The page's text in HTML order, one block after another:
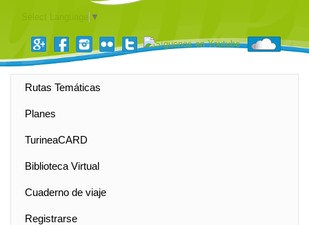
▼
Rutas Temáticas
Planes
TurineaCARD
Biblioteca Virtual
Cuaderno de viaje
Registrarse